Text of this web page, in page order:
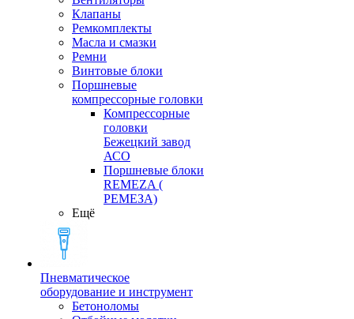
Клапаны
Ремкомплекты
Масла и смазки
Ремни
Винтовые блоки
Поршневые
компрессорные головки
Компрессорные
головки
Бежецкий завод
АСО
Поршневые блоки
REMEZA (
РЕМЕЗА)
Ещё
Пневматическое
оборудование и инструмент
Бетоноломы